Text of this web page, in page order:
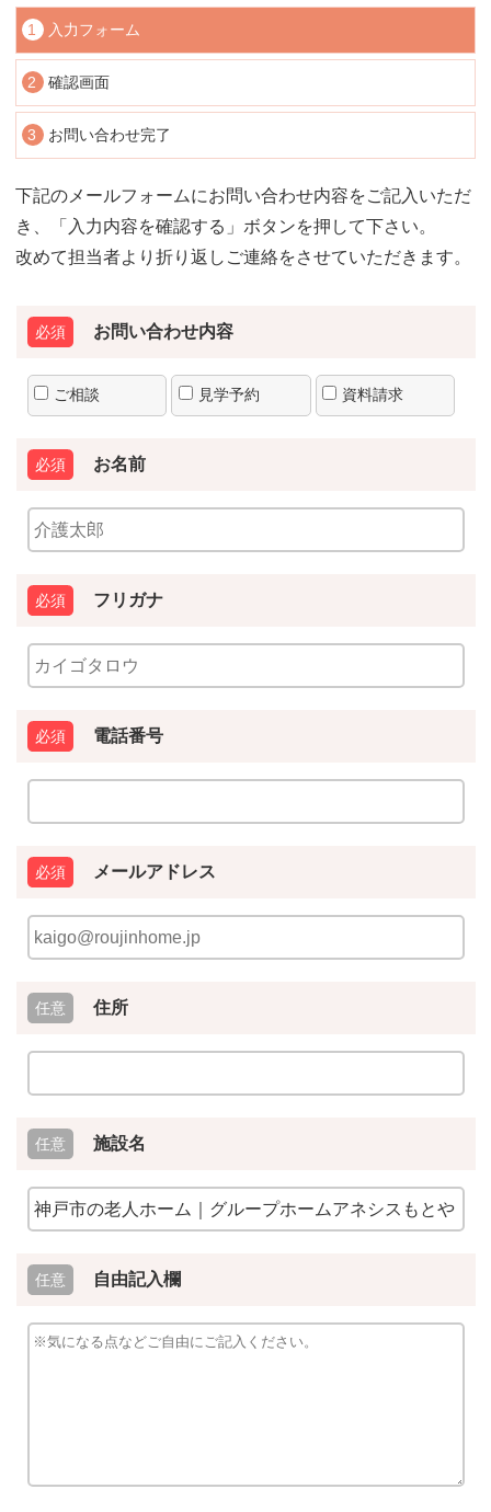
1 入力フォーム
2 確認画面
3 お問い合わせ完了
下記のメールフォームにお問い合わせ内容をご記入いただ
き、「入力内容を確認する」ボタンを押して下さい。
改めて担当者より折り返しご連絡をさせていただきます。
お問い合わせ内容
ご相談 見学予約 資料請求
お名前
フリガナ
電話番号
メールアドレス
住所
施設名
自由記入欄